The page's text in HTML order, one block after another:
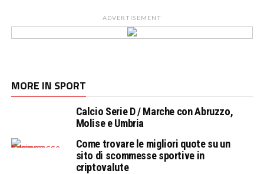
ADVERTISEMENT
MORE IN SPORT
Calcio Serie D / Marche con Abruzzo,
Molise e Umbria
Come trovare le migliori quote su un
sito di scommesse sportive in
criptovalute